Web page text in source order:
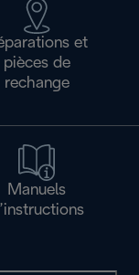
et
pièces de
rechange
Manuels